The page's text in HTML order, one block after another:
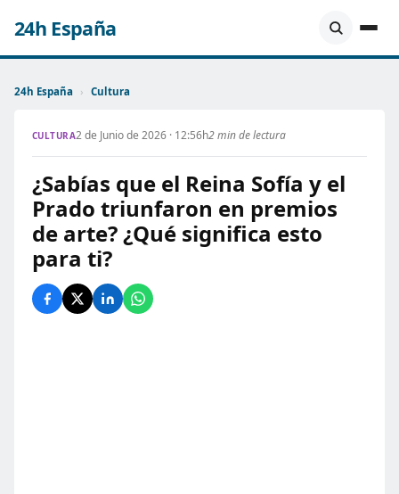
24h España
24h España › Cultura
CULTURA2 de Junio de 2026 · 12:56h2 min de lectura
¿Sabías que el Reina Sofía y el
Prado triunfaron en premios
de arte? ¿Qué significa esto
para ti?